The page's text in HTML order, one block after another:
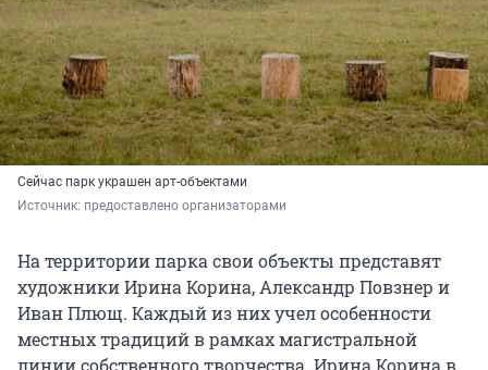
Сейчас парк украшен арт-объектами
Источник: предоставлено организаторами
На территории парка свои объекты представят
художники Ирина Корина, Александр Повзнер и
Иван Плющ. Каждый из них учел особенности
местных традиций в рамках магистральной
линии собственного творчества. Ирина Корина в